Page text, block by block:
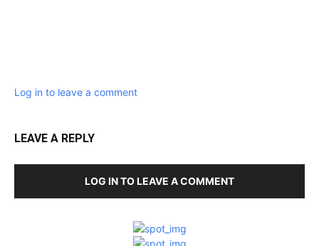
Log in to leave a comment
LEAVE A REPLY
LOG IN TO LEAVE A COMMENT